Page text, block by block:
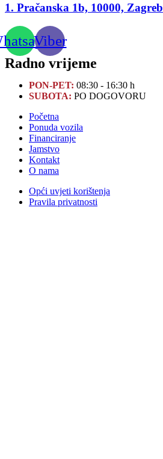
1. Pračanska 1b, 10000, Zagreb
Viber
Radno vrijeme
PON-PET: 08:30 - 16:30 h
SUBOTA: PO DOGOVORU
Početna
Ponuda vozila
Financiranje
Jamstvo
Kontakt
O nama
Opći uvjeti korištenja
Pravila privatnosti